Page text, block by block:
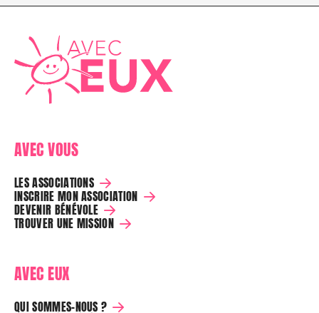
AVEC VOUS
LES ASSOCIATIONS
INSCRIRE MON ASSOCIATION
DEVENIR BÉNÉVOLE
TROUVER UNE MISSION
AVEC EUX
QUI SOMMES-NOUS ?